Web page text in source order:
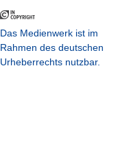
Das Medienwerk ist im
Rahmen des deutschen
Urheberrechts nutzbar.